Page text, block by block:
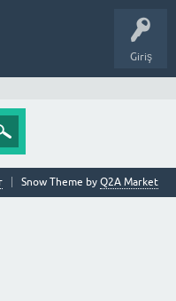
Giriş
Snow Theme by Q2A Market